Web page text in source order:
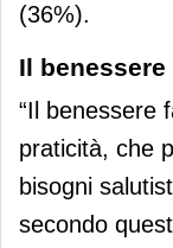
(36%).
Il
“Il benessere
praticità, che
bisogni
secondo